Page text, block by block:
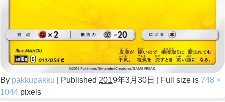
By pakkupakku Published 2019年3月30日 Full size is 748 ×
1044 pixels